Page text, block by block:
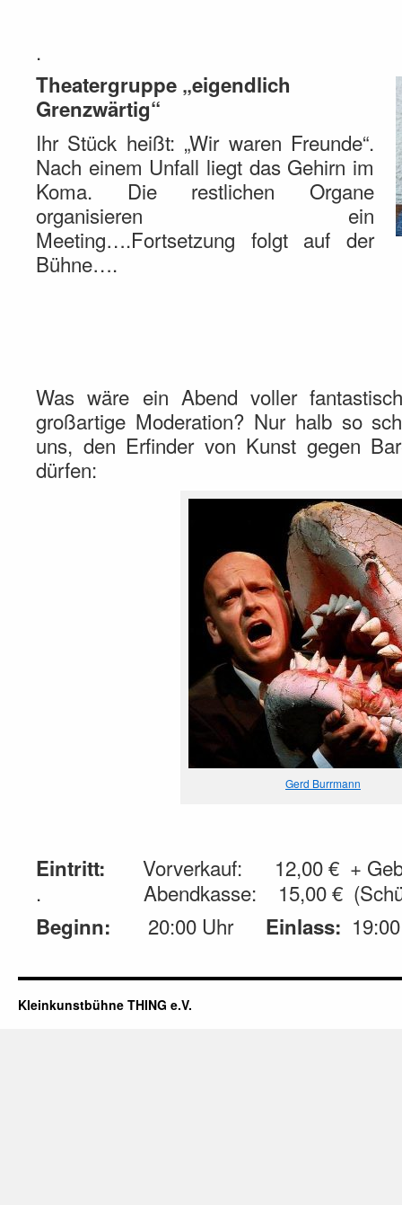
.
Theatergruppe „eigendlich
Grenzwärtig“
Ihr Stück heißt: „Wir waren Freunde“.
Nach einem Unfall liegt das Gehirn im
Koma. Die restlichen Organe
organisieren ein
Meeting….Fortsetzung folgt auf der
Bühne….
Was wäre ein Abend voller
großartige Moderation? Nur halb so
uns, den Erfinder von Kunst gegen
dürfen:
Gerd Burrmann
Eintritt: Vorverkauf: 12,00 € +
. Abendkasse: 15,00 €
Beginn: 20:00 Uhr Einlass:
Kleinkunstbühne THING e.V.